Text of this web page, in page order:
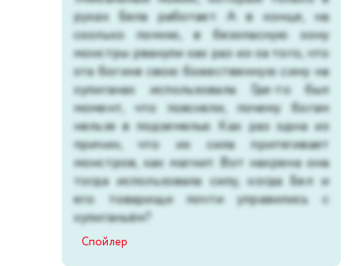
руках Бела работает. А в конце, на
сколько помню, в безопасную зону
монстры рванули как раз из-за того, что
эта богиня свою божественную сину на
хулиганах использовала. Где-то был
момент, что поясняли, почему богам
нельзя в подземелье. Как раз одна из
причин, что их сила притягивает
монстров, как магнит. Вот нахрена она
тогда использовала силу, когда Бел и
его товарищи почти управились с
хулиганьём?
Спойлер